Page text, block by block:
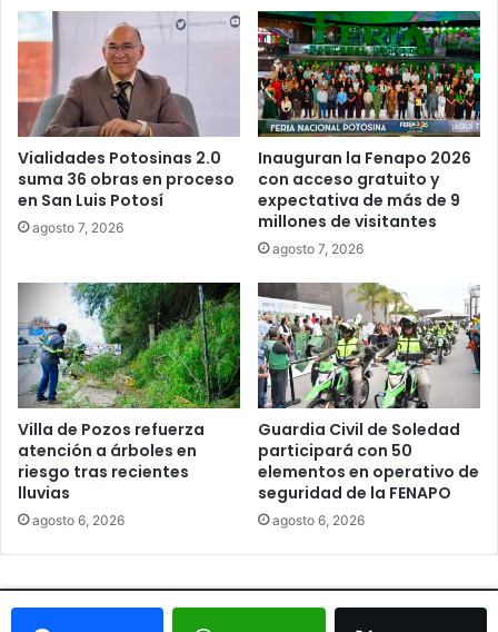
Vialidades Potosinas 2.0
suma 36 obras en proceso
en San Luis Potosí
agosto 7, 2026
Inauguran la Fenapo 2026
con acceso gratuito y
expectativa de más de 9
millones de visitantes
agosto 7, 2026
Villa de Pozos refuerza
atención a árboles en
riesgo tras recientes
lluvias
agosto 6, 2026
Guardia Civil de Soledad
participará con 50
elementos en operativo de
seguridad de la FENAPO
agosto 6, 2026